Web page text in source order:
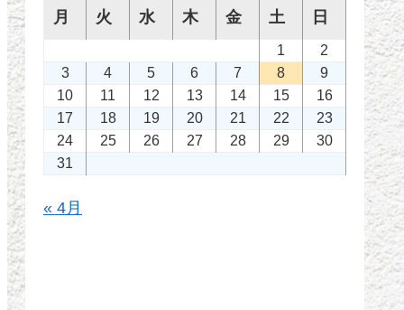
月 火 水 木 金 土 日
1
2
3
4 5 6 7 8
9
10
11 12 13 14 15
16
17
18 19 20 21 22
23
24
25 26 27 28 29
30
31
« 4月